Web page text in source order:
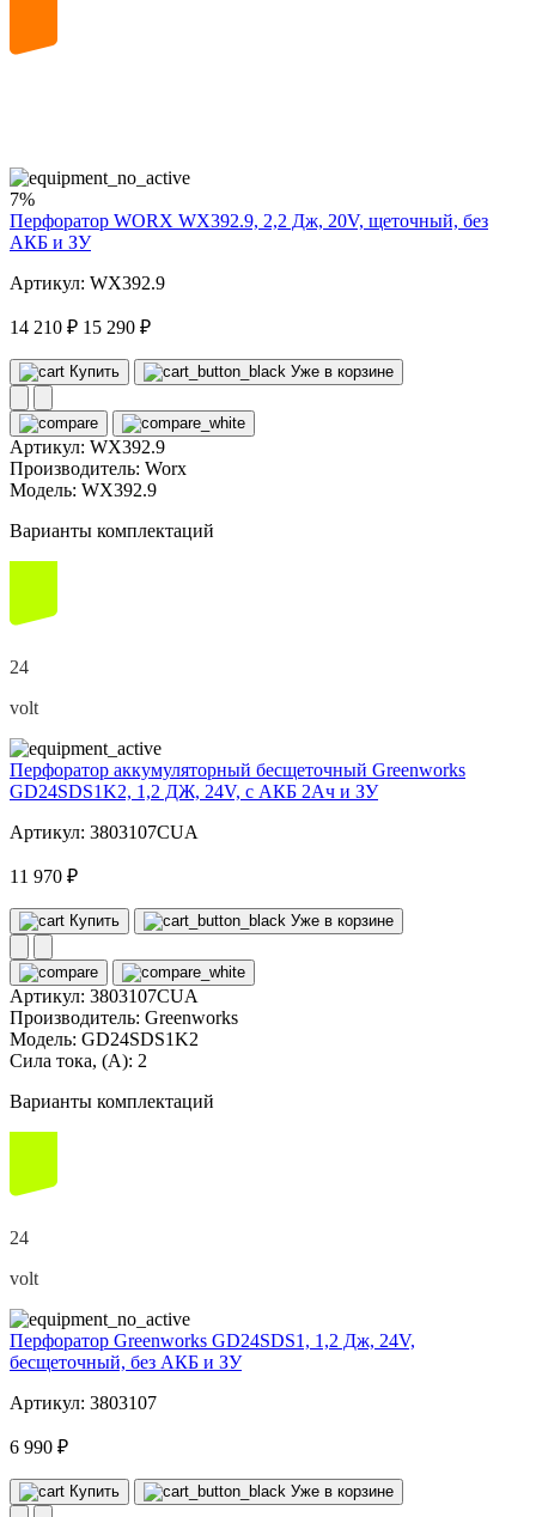
7%
Перфоратор WORX WX392.9, 2,2 Дж, 20V, щеточный, без
АКБ и ЗУ
Артикул: WX392.9
14 210 ₽ 15 290 ₽
Купить Уже в корзине
Артикул: WX392.9
Производитель: Worx
Модель: WX392.9
Варианты комплектаций
24
volt
Перфоратор аккумуляторный бесщеточный Greenworks
GD24SDS1K2, 1,2 ДЖ, 24V, c АКБ 2Ач и ЗУ
Артикул: 3803107CUA
11 970 ₽
Купить Уже в корзине
Артикул: 3803107CUA
Производитель: Greenworks
Модель: GD24SDS1K2
Сила тока, (А): 2
Варианты комплектаций
24
volt
Перфоратор Greenworks GD24SDS1, 1,2 Дж, 24V,
бесщеточный, без АКБ и ЗУ
Артикул: 3803107
6 990 ₽
Купить Уже в корзине